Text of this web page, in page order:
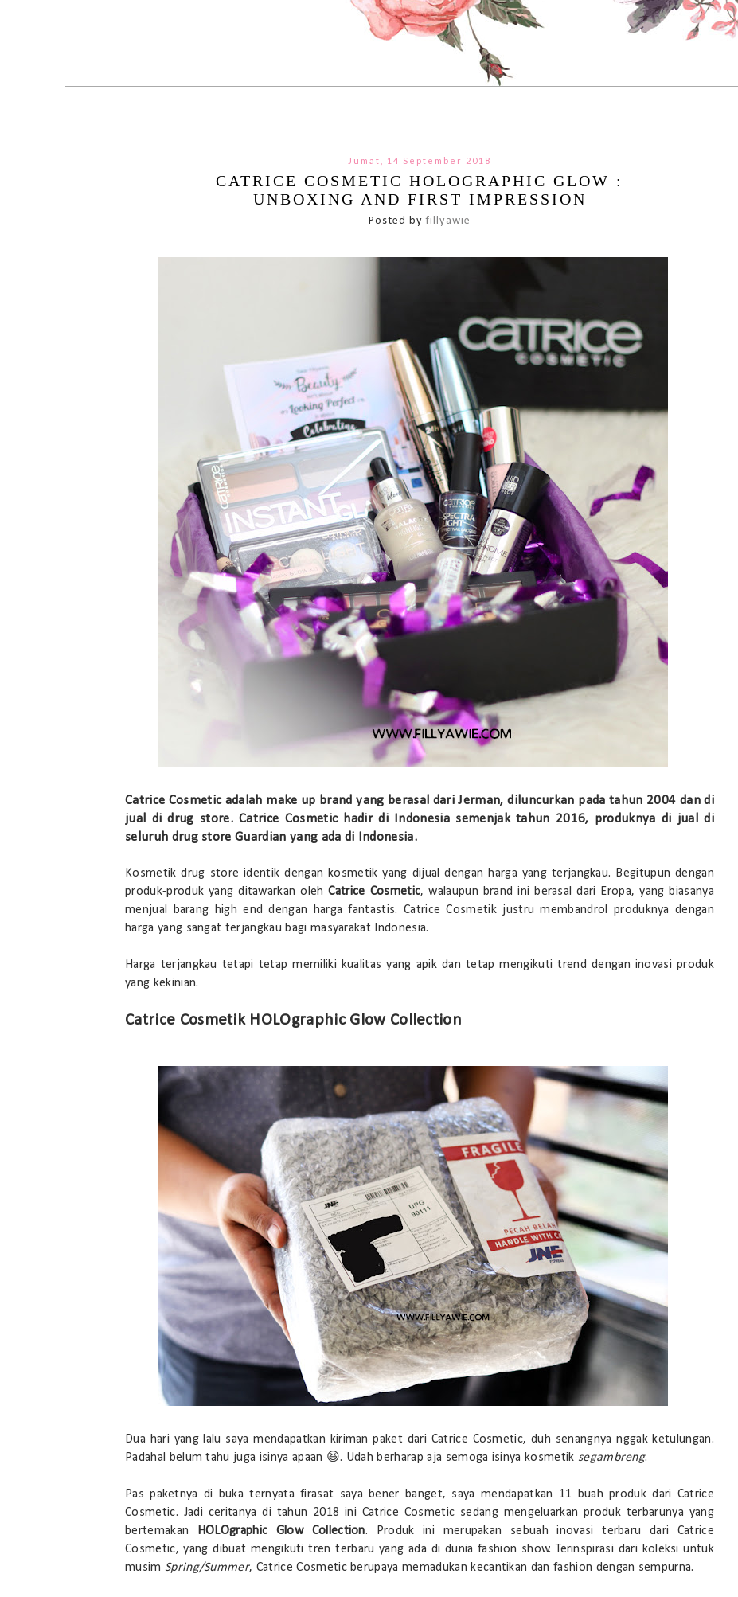
Jumat, 14 September 2018
CATRICE COSMETIC HOLOGRAPHIC GLOW :
UNBOXING AND FIRST IMPRESSION
Posted byfillyawie
Catrice Cosmetic adalah make up brand yang berasal dari Jerman, diluncurkan pada tahun 2004 dan di
jual di drug store. Catrice Cosmetic hadir di Indonesia semenjak tahun 2016, produknya di jual di
seluruh drug store Guardian yang ada di Indonesia.
Kosmetik drug store identik dengan kosmetik yang dijual dengan harga yang terjangkau. Begitupun dengan
produk-produk yang ditawarkan olehCatrice Cosmetic, walaupun brand ini berasal dari Eropa, yang biasanya
menjual barang high end dengan harga fantastis. Catrice Cosmetik justru membandrol produknya dengan
harga yang sangat terjangkau bagi masyarakat Indonesia.
Harga terjangkau tetapi tetap memiliki kualitas yang apik dan tetap mengikuti trend dengan inovasi produk
yang kekinian.
Catrice Cosmetik HOLOgraphic Glow Collection
Dua hari yang lalu saya mendapatkan kiriman paket dari Catrice Cosmetic, duh senangnya nggak ketulungan.
Padahal belum tahu juga isinya apaan 😆. Udah berharap aja semoga isinya kosmetik segambreng.
Pas paketnya di buka ternyata firasat saya bener banget, saya mendapatkan 11 buah produk dari Catrice
Cosmetic. Jadi ceritanya di tahun 2018 ini Catrice Cosmetic sedang mengeluarkan produk terbarunya yang
bertemakan HOLOgraphic Glow Collection. Produk ini merupakan sebuah inovasi terbaru dari Catrice
Cosmetic, yang dibuat mengikuti tren terbaru yang ada di dunia fashion show. Terinspirasi dari koleksi untuk
musim Spring/Summer, Catrice Cosmetic berupaya memadukan kecantikan dan fashion dengan sempurna.